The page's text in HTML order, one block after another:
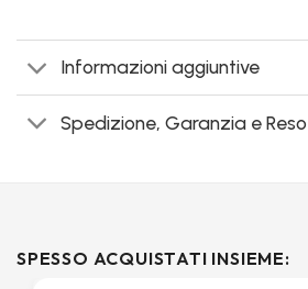
Informazioni aggiuntive
Spedizione, Garanzia e Reso
SPESSO ACQUISTATI INSIEME: